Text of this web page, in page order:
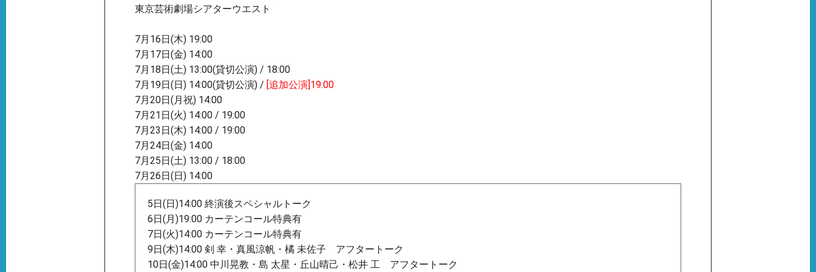
東京芸術劇場シアターウエスト
7月16日(木) 19:00
7月17日(金) 14:00
7月18日(土) 13:00(貸切公演) / 18:00
7月19日(日) 14:00(貸切公演) / [追加公演]19:00
7月20日(月祝) 14:00
7月21日(火) 14:00 / 19:00
7月23日(木) 14:00 / 19:00
7月24日(金) 14:00
7月25日(土) 13:00 / 18:00
7月26日(日) 14:00
5日(日)14:00 終演後スペシャルトーク
6日(月)19:00 カーテンコール特典有
7日(火)14:00 カーテンコール特典有
9日(木)14:00 剣 幸・真風涼帆・橘 未佐子 アフタートーク
10日(金)14:00 中川晃教・島 太星・丘山晴己・松井 工 アフタートーク